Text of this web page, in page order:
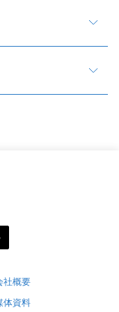
社概要
体資料